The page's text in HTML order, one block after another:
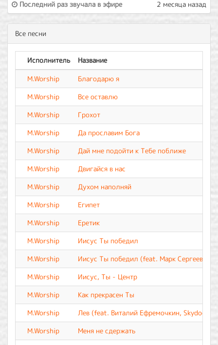
Последний раз звучала в эфире
2 месяца назад
Все песни
Исполнитель
Название
M.Worship
Благодарю я
M.Worship
Все оставлю
M.Worship
Грохот
M.Worship
Да прославим Бога
M.Worship
Дай мне подойти к Тебе поближе
M.Worship
Двигайся в нас
M.Worship
Духом наполняй
M.Worship
Египет
M.Worship
Еретик
M.Worship
Иисус Ты победил
M.Worship
Иисус Ты победил (feat. Марк Сергеев)
M.Worship
Иисус, Ты - Центр
M.Worship
Как прекрасен Ты
M.Worship
Лев (feat. Виталий Ефремочкин, Skydoor
M.Worship
Меня не сдержать